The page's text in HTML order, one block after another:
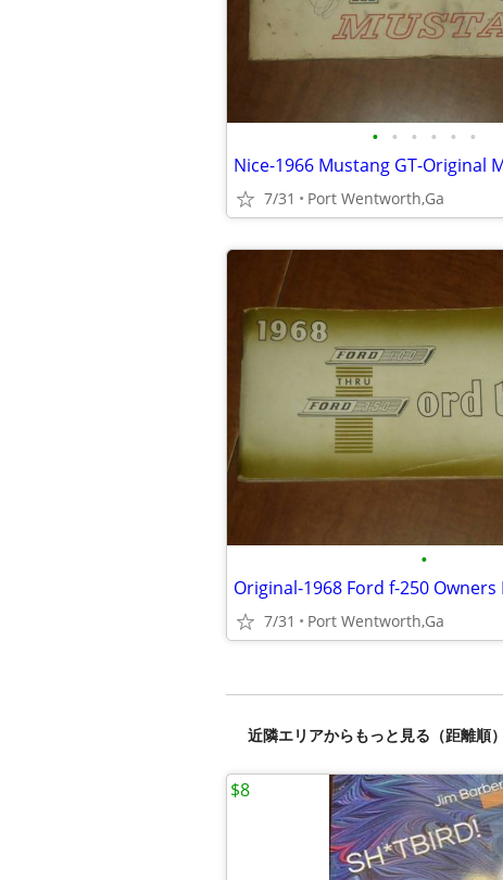
• • • • • •
7/31 Port Wentworth,Ga
•
Original-1968 Ford f-250 Owners
7/31 Port Wentworth,Ga
近隣エリアからもっと見る（距離順）
$8